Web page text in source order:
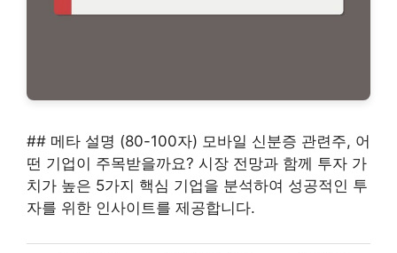
## 메타 설명 (80-100자) 모바일 신분증 관련주, 어
떤 기업이 주목받을까요? 시장 전망과 함께 투자 가
치가 높은 5가지 핵심 기업을 분석하여 성공적인 투
자를 위한 인사이트를 제공합니다.